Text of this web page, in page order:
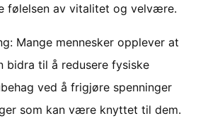
følelsen av vitalitet og velvære.
Mange mennesker opplever at
bidra til å redusere fysiske
ved å frigjøre spenninger
som kan være knyttet til dem.